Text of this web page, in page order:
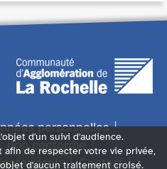
personnelles
non conforme
Contact
d'un suivi d'audience.
de respecter votre vie privée,
d'aucun traitement croisé.